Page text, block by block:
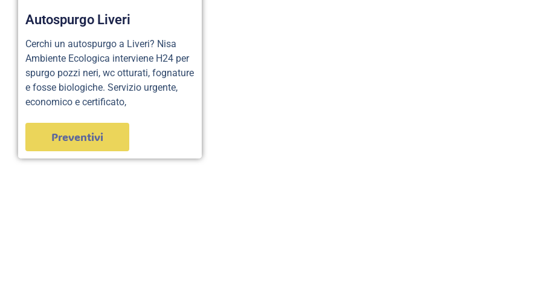
Autospurgo Liveri
Cerchi un autospurgo a Liveri? Nisa
Ambiente Ecologica interviene H24 per
spurgo pozzi neri, wc otturati, fognature
e fosse biologiche. Servizio urgente,
economico e certificato,
Preventivi